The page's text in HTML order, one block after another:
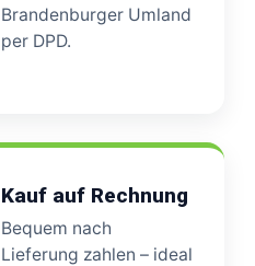
Brandenburger Umland
per DPD.
Kauf auf Rechnung
Bequem nach
Lieferung zahlen – ideal